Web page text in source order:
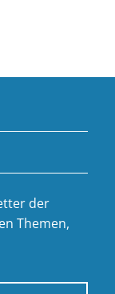
der
Themen,